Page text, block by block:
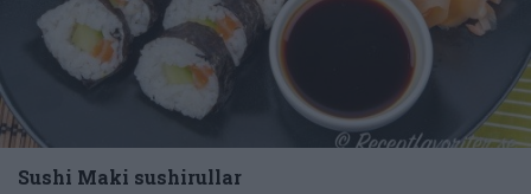
Sushi Maki sushirullar